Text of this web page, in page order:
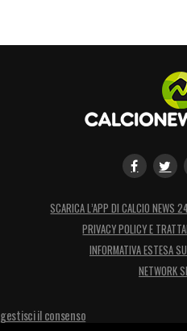
SCARICA L’APP DI CALCIO NEWS
PRIVACY POLICY E
INFORMATIVA ESTESA
NETWORK
gestisci il consenso